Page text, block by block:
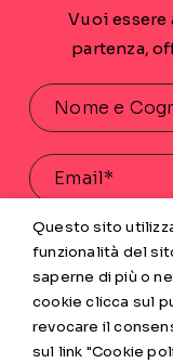
Vuoi
partenza,
Acconsento al
Questo sito
funzionalità del
saperne di più o
cookie clicca sul
revocare il
sul link "Cookie